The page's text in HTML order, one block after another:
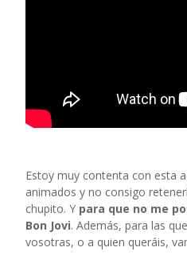
Estoy muy contenta con esta
animados y no consigo
chupito. Y para que no me
Bon Jovi. Además, para las
vosotras, o a quien queráis,